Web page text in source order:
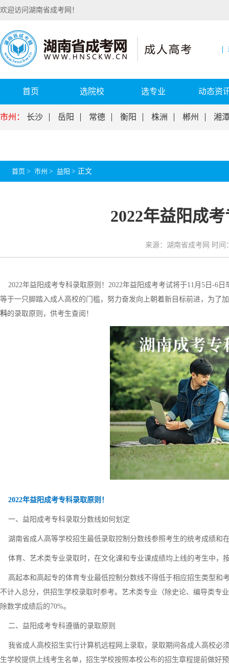
欢迎访问湖南省成考网！
首页 选院校 选专业 动态资
市州： 长沙 岳阳 常德 衡阳 株洲 郴州 湘
首页 > 市州 > 益阳 > 正文
2022年益阳成
来源：湖南省成考网 时间
2022年益阳成考专科录取原则！2022年益阳成考考试将于11月5日-6
等于一只脚踏入成人高校的门槛，努力奋发向上朝着新目标前进，为了
科的录取原则，供考生查阅！
2022年益阳成考专科录取原则！
一、益阳成考专科录取分数线如何划定
湖南省成人高等学校招生最低录取控制分数线参照考生的统考成绩和
体育、艺术类专业录取时，在文化课和专业课成绩均上线的考生中，
高起本和高起专的体育专业最低控制分数线不得低于相应招生类型和
不计入总分，供招生学校录取时参考。艺术类专业（除史论、编导类专
除数学成绩后的70%。
二、益阳成考专科遵循的录取原则
我省成人高校招生实行计算机远程网上录取，录取期间各成人高校必
生学校提供上线考生名单，招生学校按照本校公布的招生章程提前做好